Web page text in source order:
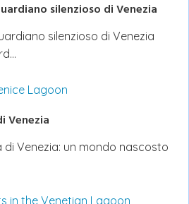
silenzioso di Venezia
silenzioso di Venezia
Venezia
di Venezia: un mondo nascosto